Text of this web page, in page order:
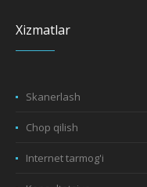
Xizmatlar
Skanerlash
Chop qilish
Internet tarmog'i